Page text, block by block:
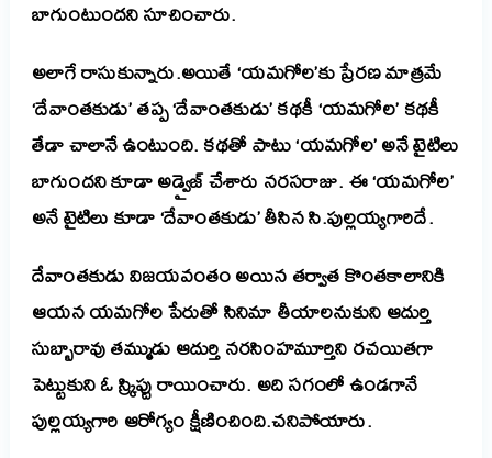
బాగుంటుందని సూచించారు.
అలాగే రాసుకున్నారు.అయితే ‘యమగోల’కు ప్రేరణ మాత్రమే
‘దేవాంతకుడు’ తప్ప ‘దేవాంతకుడు’ కథకీ ‘యమగోల’ కథకీ
తేడా చాలానే ఉంటుంది. కథతో పాటు ‘యమగోల’ అనే టైటిలు
బాగుందని కూడా అడ్వైజ్ చేశారు నరసరాజు. ఈ ‘యమగోల’
అనే టైటిలు కూడా ‘దేవాంతకుడు’ తీసిన సి.పుల్లయ్యగారిదే.
దేవాంతకుడు విజయవంతం అయిన తర్వాత కొంతకాలానికి
ఆయన యమగోల పేరుతో సినిమా తీయాలనుకుని ఆదుర్తి
సుబ్బారావు తమ్ముడు ఆదుర్తి నరసింహమూర్తిని రచయితగా
పెట్టుకుని ఓ స్క్రిప్టు రాయించారు. అది సగంలో ఉండగానే
పుల్లయ్యగారి ఆరోగ్యం క్షీణించింది.చనిపోయారు.